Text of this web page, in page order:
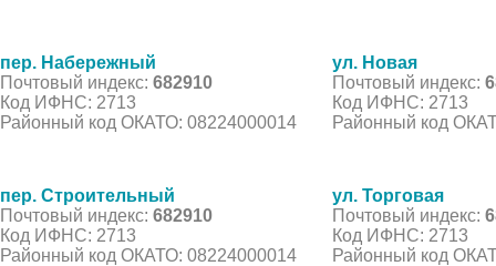
пер. Набережный
Почтовый индекс: 682910
Код ИФНС: 2713
Районный код ОКАТО: 08224000014
ул. Новая
Почтовый индекс:
Код ИФНС: 2713
Районный код
пер. Строительный
Почтовый индекс: 682910
Код ИФНС: 2713
Районный код ОКАТО: 08224000014
ул. Торговая
Почтовый индекс:
Код ИФНС: 2713
Районный код